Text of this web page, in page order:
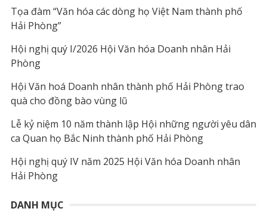
Tọa đàm “Văn hóa các dòng họ Việt Nam thành phố
Hải Phòng”
Hội nghị quý I/2026 Hội Văn hóa Doanh nhân Hải
Phòng
Hội Văn hoá Doanh nhân thành phố Hải Phòng trao
quà cho đồng bào vùng lũ
Lễ kỷ niệm 10 năm thành lập Hội những người yêu dân
ca Quan họ Bắc Ninh thành phố Hải Phòng
Hội nghị quý IV năm 2025 Hội Văn hóa Doanh nhân
Hải Phòng
DANH MỤC